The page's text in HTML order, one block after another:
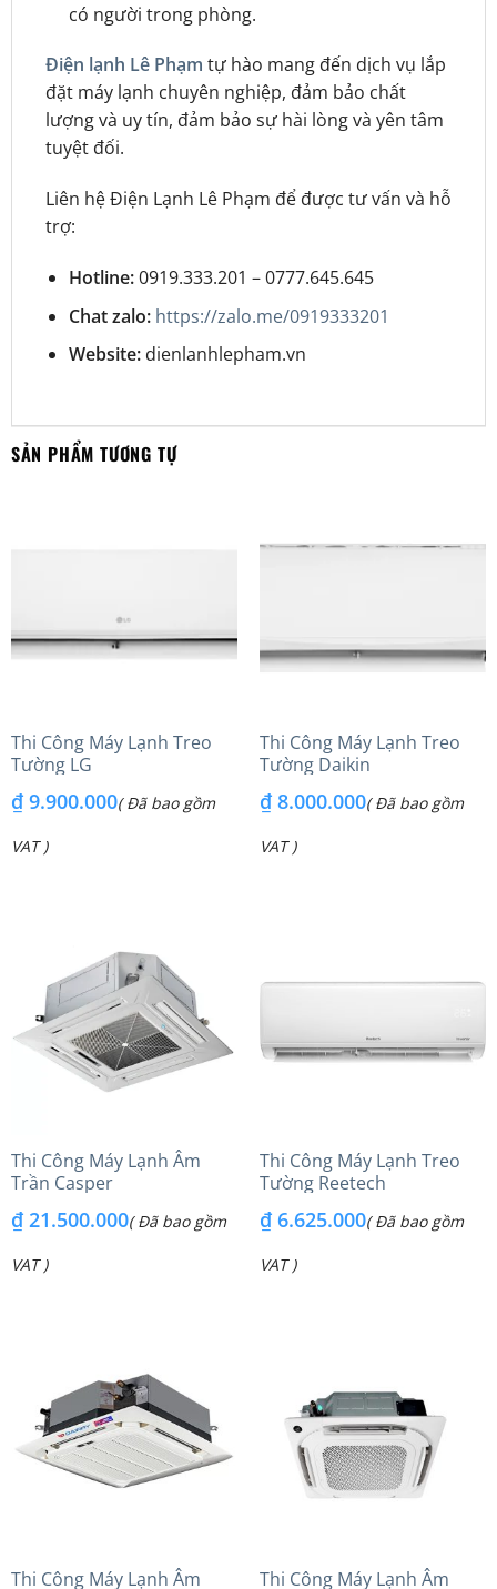
có người trong phòng.
Điện lạnh Lê Phạm tự hào mang đến dịch vụ lắp
đặt máy lạnh chuyên nghiệp, đảm bảo chất
lượng và uy tín, đảm bảo sự hài lòng và yên tâm
tuyệt đối.
Liên hệ Điện Lạnh Lê Phạm để được tư vấn và hỗ
trợ:
Hotline:0919.333.201 – 0777.645.645
Chat zalo: https://zalo.me/0919333201
Website:dienlanhlepham.vn
SẢN PHẨM TƯƠNG TỰ
Thi Công Máy Lạnh Treo
Tường LG
₫9.900.000( Đã bao gồm
VAT )
Thi Công Máy Lạnh Treo
Tường Daikin
₫8.000.000( Đã bao gồm
VAT )
Thi Công Máy Lạnh Âm
Trần Casper
₫21.500.000( Đã bao gồm
VAT )
Thi Công Máy Lạnh Treo
Tường Reetech
₫6.625.000( Đã bao gồm
VAT )
Thi Công Máy Lạnh Âm
Thi Công Máy Lạnh Âm